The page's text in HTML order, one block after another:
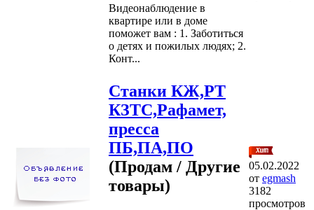
Видеонаблюдение в
квартире или в доме
поможет вам : 1. Заботиться
о детях и пожилых людях; 2.
Конт...
Станки КЖ,РТ
КЗТС,Рафамет,
пресса
ПБ,ПА,ПО
(Продам / Другие
товары)
05.02.2022
от egmash
3182
просмотров